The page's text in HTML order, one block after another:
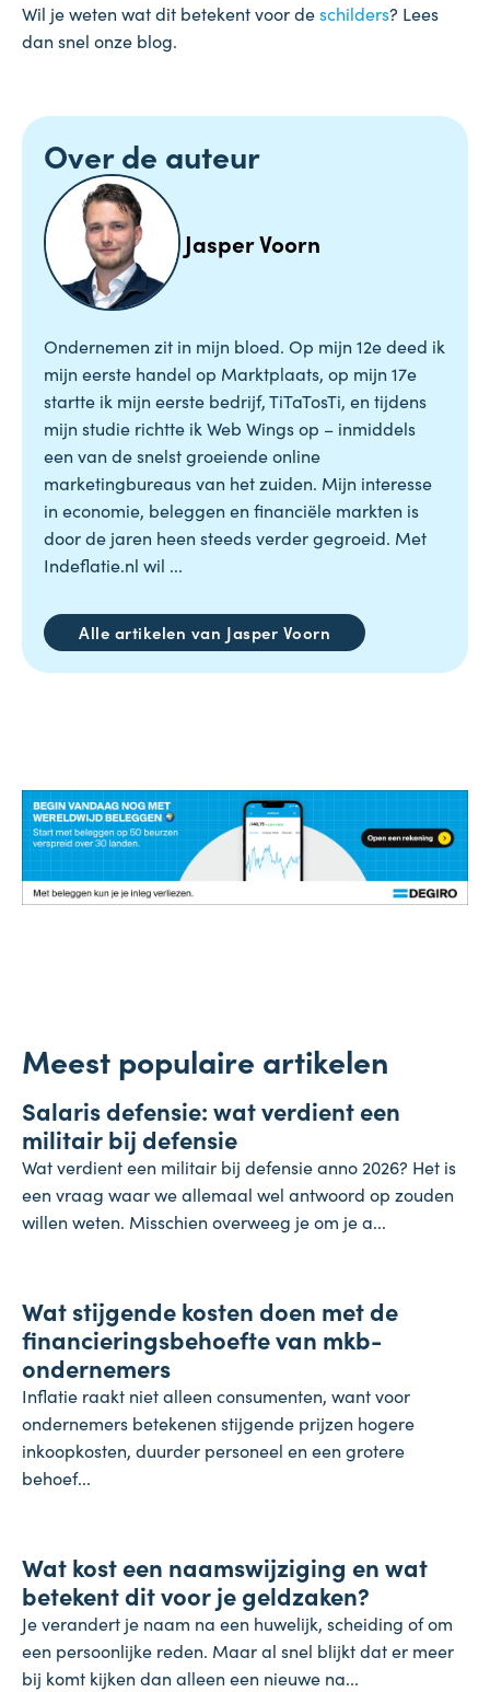
Wil je weten wat dit betekent voor deschilders? Lees
dan snel onze blog.
Over de auteur
Jasper Voorn
Ondernemen zit in mijn bloed. Op mijn 12e deed ik
mijn eerste handel op Marktplaats, op mijn 17e
startte ik mijn eerste bedrijf, TiTaTosTi, en tijdens
mijn studie richtte ik Web Wings op – inmiddels
een van de snelst groeiende online
marketingbureaus van het zuiden. Mijn interesse
in economie, beleggen en financiële markten is
door de jaren heen steeds verder gegroeid. Met
Indeflatie.nl wil ...
Alle artikelen van Jasper Voorn
Meest populaire artikelen
7 augustus 2026
Salaris defensie: wat verdient een
militair bij defensie
Wat verdient een militair bij defensie anno 2026? Het is
een vraag waar we allemaal wel antwoord op zouden
willen weten. Misschien overweeg je om je a...
4 augustus 2026
Wat stijgende kosten doen met de
financieringsbehoefte van mkb-
ondernemers
Inflatie raakt niet alleen consumenten, want voor
ondernemers betekenen stijgende prijzen hogere
inkoopkosten, duurder personeel en een grotere
behoef...
31 juli 2026
Wat kost een naamswijziging en wat
betekent dit voor je geldzaken?
Je verandert je naam na een huwelijk, scheiding of om
een persoonlijke reden. Maar al snel blijkt dat er meer
bij komt kijken dan alleen een nieuwe na...